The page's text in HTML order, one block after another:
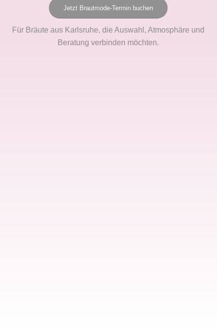
Jetzt Brautmode-Termin buchen
Für Bräute aus Karlsruhe, die Auswahl, Atmosphäre und
Beratung verbinden möchten.